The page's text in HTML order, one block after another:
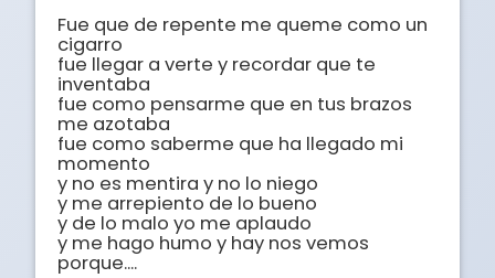
Fue que de repente me queme como un
cigarro
fue llegar a verte y recordar que te
inventaba
fue como pensarme que en tus brazos
me azotaba
fue como saberme que ha llegado mi
momento
y no es mentira y no lo niego
y me arrepiento de lo bueno
y de lo malo yo me aplaudo
y me hago humo y hay nos vemos
porque....